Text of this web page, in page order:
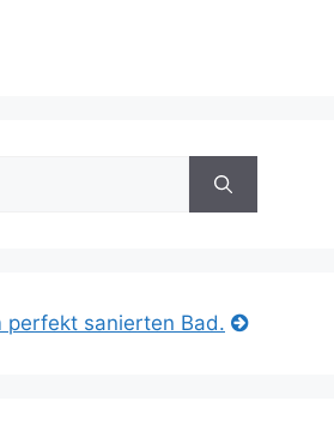
perfekt sanierten Bad.